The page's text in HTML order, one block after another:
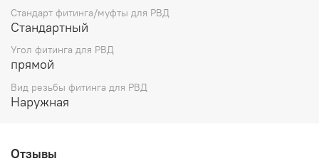
Стандарт фитинга/муфты для РВД
Стандартный
Угол фитинга для РВД
прямой
Вид резьбы фитинга для РВД
Наружная
Отзывы